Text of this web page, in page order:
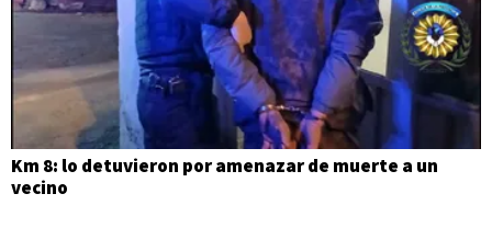
Km 8: lo detuvieron por amenazar de muerte a un
vecino